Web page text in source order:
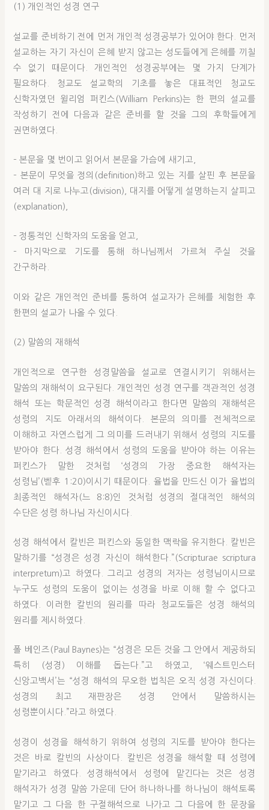
(1) 개인적인 성경 연구
설교를 준비하기 전에 먼저 개인적 성경공부가 있어야 한다. 먼저
설교하는 자기 자신이 은혜 받지 않고는 성도들에게 은혜를 끼칠
수 없기 때문이다. 개인적인 성경공부에는 몇 가지 단계가
필요하다. 청교도 설교학의 기초를 놓은 대표적인 청교도
신학자였던 윌리엄 퍼킨스(William Perkins)는 한 편의 설교를
작성하기 전에 다음과 같은 준비를 할 것을 그의 후학들에게
권면하였다.
– 본문을 몇 번이고 읽어서 본문을 가슴에 새기고,
– 본문이 무엇을 정의(definition)하고 있는 지를 살핀 후 본문을
여러 대 지로 나누고(division), 대지를 어떻게 설명하는지 살피고
(explanation),
– 정통적인 신학자의 도움을 얻고,
– 마지막으로 기도를 통해 하나님께서 가르쳐 주실 것을
간구하라.
이와 같은 개인적인 준비를 통하여 설교자가 은혜를 체험한 후
한편의 설교가 나올 수 있다.
(2) 말씀의 재해석
개인적으로 연구한 성경말씀을 설교로 연결시키기 위해서는
말씀의 재해석이 요구된다. 개인적인 성경 연구를 객관적인 성경
해석 또는 학문적인 성경 해석이라고 한다면 말씀의 재해석은
성령의 지도 아래서의 해석이다. 본문의 의미를 전체적으로
이해하고 자연스럽게 그 의미를 드러내기 위해서 성령의 지도를
받아야 한다. 성경 해석에서 성령의 도움을 받아야 하는 이유는
퍼킨스가 말한 것처럼 ‘성경의 가장 중요한 해석자는
성령님’(벧후 1:20)이시기 때문이다. 율법을 만드신 이가 율법의
최종적인 해석자(느 8:8)인 것처럼 성경의 절대적인 해석의
수단은 성령 하나님 자신이시다.
성경 해석에서 칼빈은 퍼킨스와 동일한 맥락을 유지한다. 칼빈은
말하기를 “성경은 성경 자신이 해석한다.”(Scripturae scriptura
interpretum)고 하였다. 그리고 성경의 저자는 성령님이시므로
누구도 성령의 도움이 없이는 성경을 바로 이해 할 수 없다고
하였다. 이러한 칼빈의 원리를 따라 청교도들은 성경 해석의
원리를 제시하였다.
폴 베인즈(Paul Baynes)는 “성경은 모든 것을 그 안에서 제공하되
특히 (성경) 이해를 돕는다.”고 하였고, ‘웨스트민스터
신앙고백서’는 “성경 해석의 무오한 법칙은 오직 성경 자신이다.
성경의 최고 재판장은 성경 안에서 말씀하시는
성령뿐이시다.”라고 하였다.
성경이 성경을 해석하기 위하여 성령의 지도를 받아야 한다는
것은 바로 칼빈의 사상이다. 칼빈은 성경을 해석할 때 성령에
맡기라고 하였다. 성경해석에서 성령에 맡긴다는 것은 성경
해석자가 성경 말씀 가운데 단어 하나하나를 하나님이 해석토록
맡기고 그 다음 한 구절해석으로 나가고 그 다음에 한 문장을